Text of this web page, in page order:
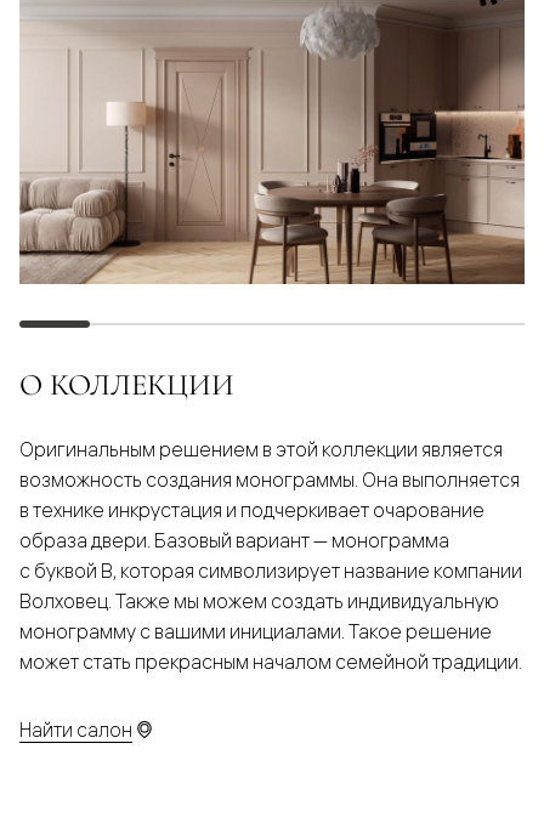
О КОЛЛЕКЦИИ
Оригинальным решением в этой коллекции является
возможность создания монограммы. Она выполняется
в технике инкрустация и подчеркивает очарование
образа двери. Базовый вариант — монограмма
с буквой В, которая символизирует название компании
Волховец. Также мы можем создать индивидуальную
монограмму с вашими инициалами. Такое решение
может стать прекрасным началом семейной традиции.
Найти салон